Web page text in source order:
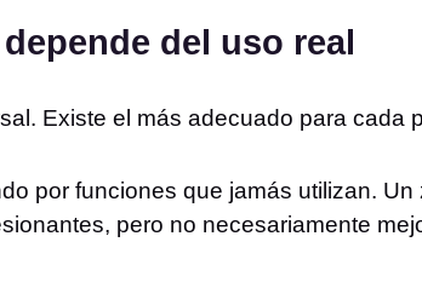
del uso real
Existe el más adecuado para cada
por funciones que jamás utilizan.
pero no necesariamente